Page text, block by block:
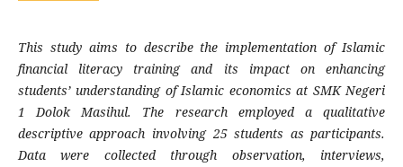
This study aims to describe the implementation of Islamic
financial literacy training and its impact on enhancing
students’ understanding of Islamic economics at SMK Negeri
1 Dolok Masihul. The research employed a qualitative
descriptive approach involving 25 students as participants.
Data were collected through observation, interviews,